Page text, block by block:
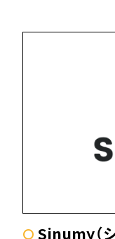
〇 Sinumy（